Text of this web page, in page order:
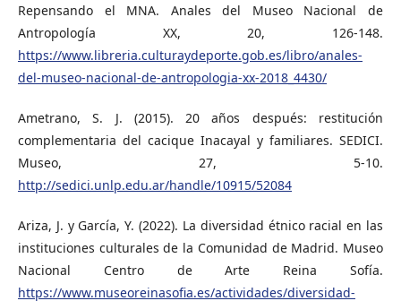
Repensando el MNA. Anales del Museo Nacional de
Antropología XX, 20, 126-148.
https://www.libreria.culturaydeporte.gob.es/libro/anales-
del-museo-nacional-de-antropologia-xx-2018_4430/
Ametrano, S. J. (2015). 20 años después: restitución
complementaria del cacique Inacayal y familiares. SEDICI.
Museo, 27, 5-10.
http://sedici.unlp.edu.ar/handle/10915/52084
Ariza, J. y García, Y. (2022). La diversidad étnico racial en las
instituciones culturales de la Comunidad de Madrid. Museo
Nacional Centro de Arte Reina Sofía.
https://www.museoreinasofia.es/actividades/diversidad-